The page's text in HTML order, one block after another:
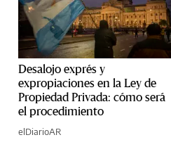
Desalojo exprés y
expropiaciones en la Ley de
Propiedad Privada: cómo será
el procedimiento
elDiarioAR